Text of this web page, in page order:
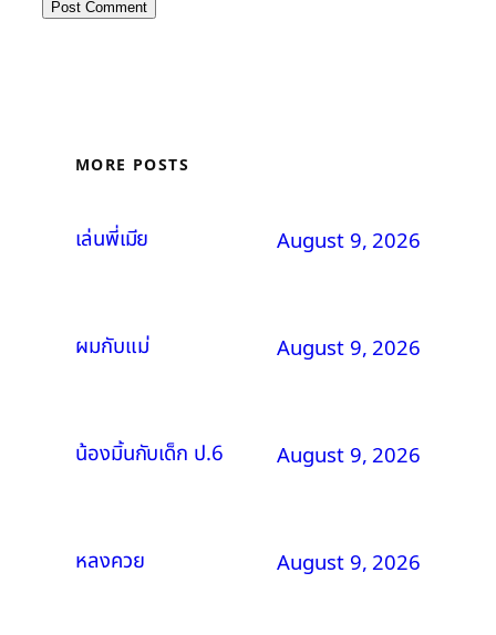
MORE POSTS
เล่นพี่เมีย August 9, 2026
ผมกับแม่ August 9, 2026
น้องมิ้นกับเด็ก ป.6 August 9, 2026
หลงควย August 9, 2026